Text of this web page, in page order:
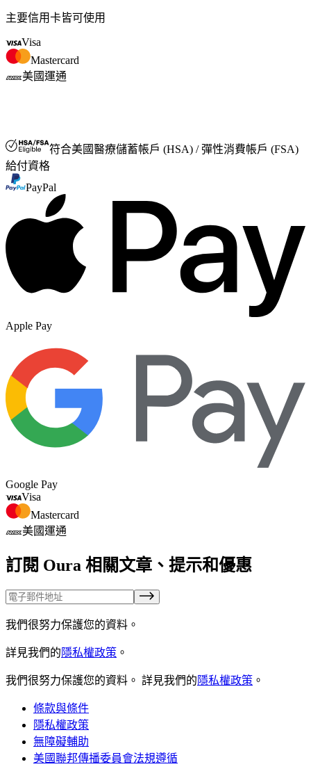
主要信用卡皆可使用
Visa
Mastercard
美國運通
符合美國醫療儲蓄帳戶 (HSA) / 彈性消費帳戶 (FSA)
給付資格
PayPal
Apple Pay
Google Pay
Visa
Mastercard
美國運通
訂閱 Oura 相關文章、提示和優惠
我們很努力保護您的資料。
詳見我們的隱私權政策 。
我們很努力保護您的資料。 詳見我們的隱私權政策 。
條款與條件
隱私權政策
無障礙輔助
美國聯邦傳播委員會法規遵循